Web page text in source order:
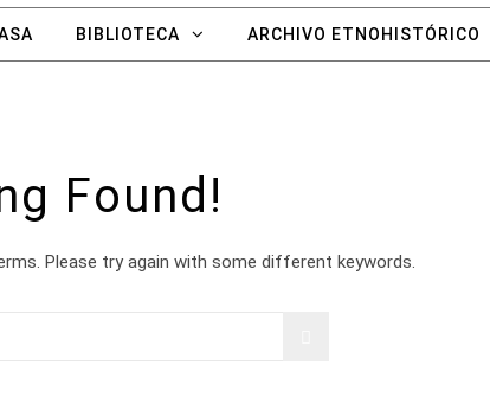
BIBLIOTECA ARCHIVO ETNOHISTÓRICO
Found!
Please try again with some different keywords.